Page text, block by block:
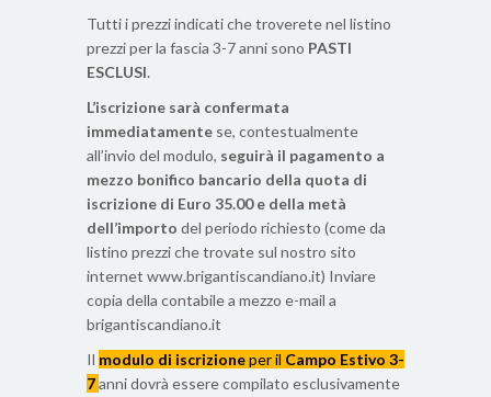
Tutti i prezzi indicati che troverete nel listino
prezzi per la fascia 3-7 anni sono PASTI
ESCLUSI.
L’iscrizione sarà confermata
immediatamente se, contestualmente
all’invio del modulo, seguirà il pagamento a
mezzo bonifico bancario della quota di
iscrizione di Euro 35.00 e della metà
dell’importo del periodo richiesto (come da
listino prezzi che trovate sul nostro sito
internet www.brigantiscandiano.it) Inviare
copia della contabile a mezzo e-mail a
brigantiscandiano.it
Il modulo di iscrizioneper il Campo Estivo 3-
7anni dovrà essere compilato esclusivamente